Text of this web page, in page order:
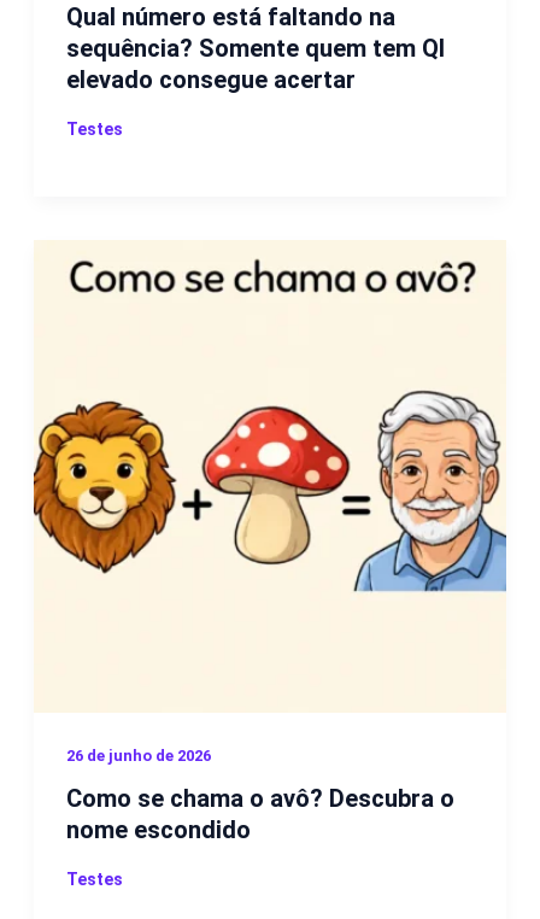
Qual número está faltando na
sequência? Somente quem tem QI
elevado consegue acertar
Testes
26 de junho de 2026
Como se chama o avô? Descubra o
nome escondido
Testes